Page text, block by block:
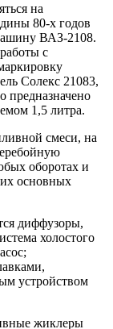
на
80-х годов
ВАЗ-2108.
с
Солекс 21083,
предназначено
1,5 литра.
смеси, на
оборотах и
основных
диффузоры,
холостого
устройством
жиклеры